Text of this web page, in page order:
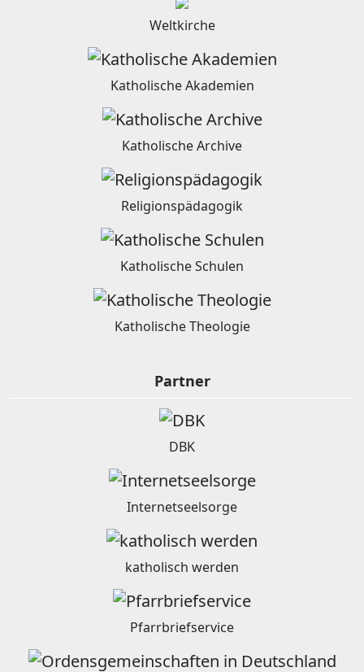
Weltkirche
Katholische Akademien
Katholische Archive
Religionspädagogik
Katholische Schulen
Katholische Theologie
Partner
DBK
Internetseelsorge
katholisch werden
Pfarrbriefservice